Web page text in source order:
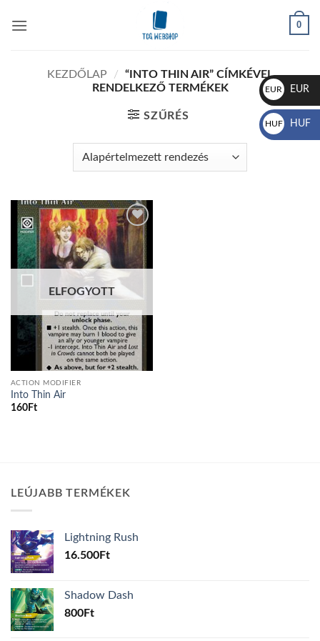
0
KEZDŐLAP /
“INTO THIN AIR” CÍMKÉVEL
RENDELKEZŐ TERMÉKEK
SZŰRÉS
Add to
wishlist
ELFOGYOTT
ACTION MODIFIER
Into Thin Air
160Ft
LEÚJABB TERMÉKEK
Lightning Rush
16.500Ft
Shadow Dash
800Ft
EUR
€
EUR
HUF
Ft
HUF